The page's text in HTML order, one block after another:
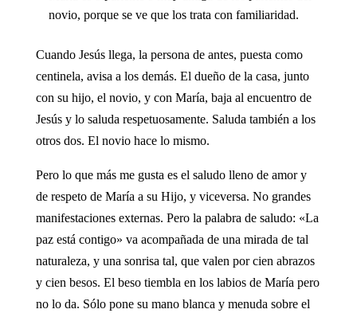
novio, porque se ve que los trata con familiaridad.
Cuando Jesús llega, la persona de antes, puesta como
centinela, avisa a los demás. El dueño de la casa, junto
con su hijo, el novio, y con María, baja al encuentro de
Jesús y lo saluda respetuosamente. Saluda también a los
otros dos. El novio hace lo mismo.
Pero lo que más me gusta es el saludo lleno de amor y
de respeto de María a su Hijo, y viceversa. No grandes
manifestaciones externas. Pero la palabra de saludo: «La
paz está contigo» va acompañada de una mirada de tal
naturaleza, y una sonrisa tal, que valen por cien abrazos
y cien besos. El beso tiembla en los labios de María pero
no lo da. Sólo pone su mano blanca y menuda sobre el